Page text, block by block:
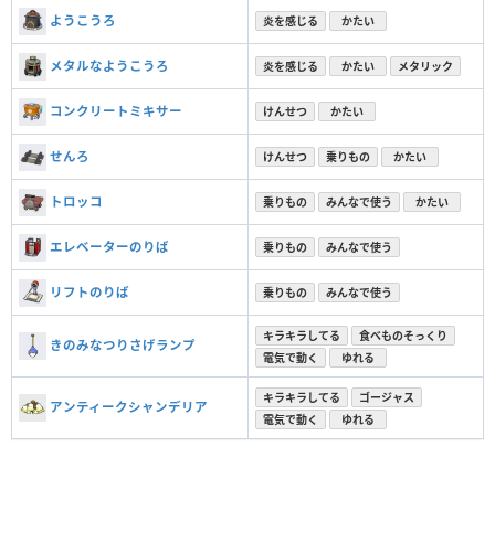
ようこうろ 炎を感じる かたい
メタルなようこうろ 炎を感じる かたい メタリック
コンクリートミキサー けんせつ かたい
せんろ けんせつ 乗りもの かたい
トロッコ 乗りもの みんなで使う かたい
エレベーターのりば 乗りもの みんなで使う
リフトのりば 乗りもの みんなで使う
きのみなつりさげランプ
キラキラしてる
食べものそっくり
電気で動く
ゆれる
アンティークシャンデリア
キラキラしてる
ゴージャス
電気で動く
ゆれる